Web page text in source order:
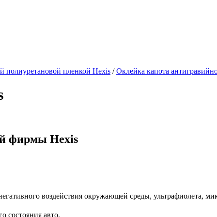
полиуретановой пленкой Hexis /Оклейка капота
фирмы Hexis
воздействия окружающей среды, ультрафиолета,
состояния авто.